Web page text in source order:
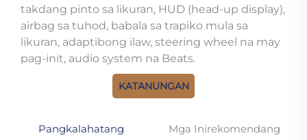
takdang pinto sa likuran, HUD (head-up display),
airbag sa tuhod, babala sa trapiko mula sa
likuran, adaptibong ilaw, steering wheel na may
pag-init, audio system na Beats.
KATANUNGAN
Pangkalahatang Mga Inirekomendang